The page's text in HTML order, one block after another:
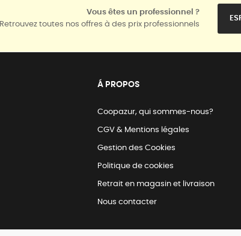
Vous êtes un professionnel ?
Retrouvez toutes nos offres à des prix professionnels
Á PROPOS
Coopazur, qui sommes-nous?
CGV & Mentions légales
Gestion des Cookies
Politique de cookies
Retrait en magasin et livraison
Nous contacter